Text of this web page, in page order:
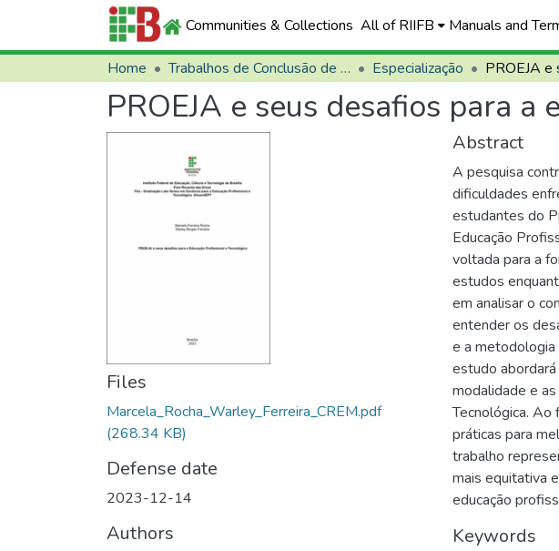
Communities & Collections All of RIIFB Manuals and
Home Trabalhos de Conclusão de Curso (TCCs) Especialização
PROEJA e seus desafios para
Files
Marcela_Rocha_Warley_Ferreira_CREM.pdf
(268.34 KB)
Defense date
2023-12-14
Authors
Abstract
A pesquisa
dificuldades
estudantes do
Educação
voltada para a
estudos
em analisar o
entender os
e a metodologia
estudo
modalidade e
Tecnológica.
práticas para
trabalho
mais equitativa
educação
Keywords